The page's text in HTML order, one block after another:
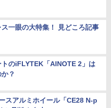
一眼の大特集！ 見どころ記事
のiFLYTEK「AINOTE 2」は
？
スアルミホイール「CE28 N-p